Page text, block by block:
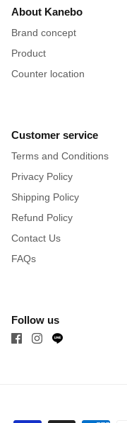
About Kanebo
Brand concept
Product
Counter location
Customer service
Terms and Conditions
Privacy Policy
Shipping Policy
Refund Policy
Contact Us
FAQs
Follow us